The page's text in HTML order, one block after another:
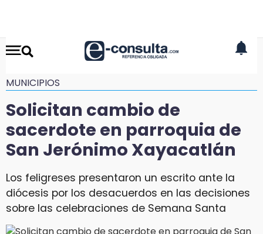
MUNICIPIOS
Solicitan cambio de
sacerdote en parroquia de
San Jerónimo Xayacatlán
Los feligreses presentaron un escrito ante la
diócesis por los desacuerdos en las decisiones
sobre las celebraciones de Semana Santa